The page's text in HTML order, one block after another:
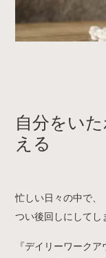
自分をい
える
忙しい日々の中で、
つい後回しにしてし
『デイリーワークア